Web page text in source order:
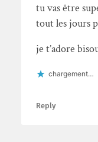
tu vas être
tout les jours
je t’adore
chargement…
Reply